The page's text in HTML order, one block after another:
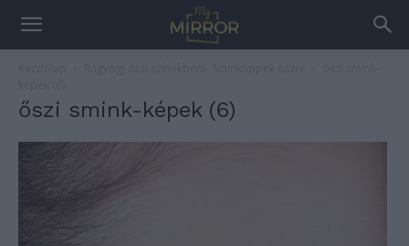
őszi smink-képek (6)